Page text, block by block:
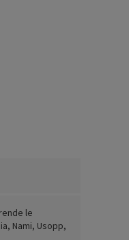
le
Nami, Usopp,